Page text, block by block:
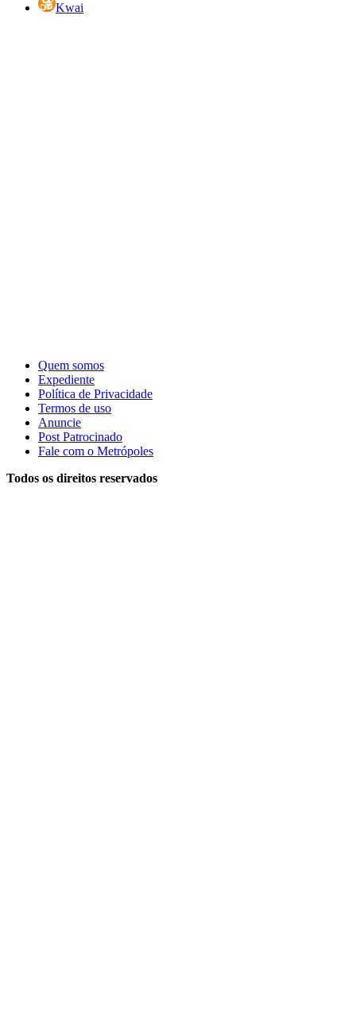
Kwai
Quem somos
Expediente
Política de Privacidade
Termos de uso
Anuncie
Post Patrocinado
Fale com o Metrópoles
Todos os direitos reservados